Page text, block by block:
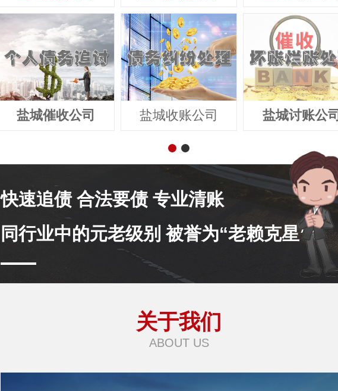
盐城催收公司 盐城收账公司 盐城讨账公司
快速追债 合法要债 专业清账
同行业中的元老级别 被誉为“老赖克星”
关于我们
ABOUT US